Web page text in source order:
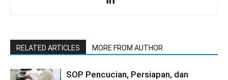
RELATED ARTICLES MORE FROM AUTHOR
SOP Pencucian, Persiapan, dan